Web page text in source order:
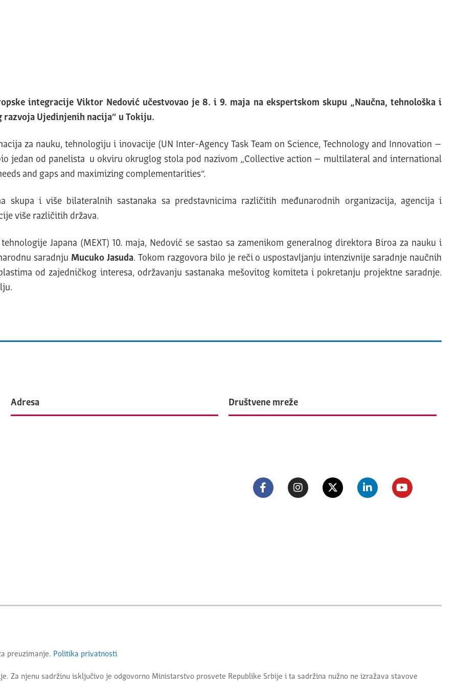
integracije Viktor Nedović učestvovao je 8. i 9. maja na ekspertskom skupu „Naučna, tehnološka i
Ujedinjenih nacija“ u Tokiju.
za nauku, tehnologiju i inovacije (UN Inter-Agency Task Team on Science, Technology and Innovation –
jedan od panelista
u okviru okruglog stola pod nazivom „Collective action – multilateral and international
and gaps and maximizing complementarities“.
skupa i više bilateralnih sastanaka sa predstavnicima različitih međunarodnih organizacija, agencija i
više različitih država.
Japana (MEXT) 10. maja, Nedović se sastao sa zamenikom generalnog direktora Biroa za nauku i
saradnju Mucuko Jasuda. Tokom razgovora bilo je reči o uspostavljanju intenzivnije saradnje naučnih
od zajedničkog interesa, održavanju sastanaka mešovitog komiteta i pokretanju projektne saradnje.
Adresa Društvene mreže
preuzimanje. Politika privatnosti
Za njenu sadržinu isključivo je odgovorno Ministarstvo prosvete Republike Srbije i ta sadržina nužno ne izražava stavove